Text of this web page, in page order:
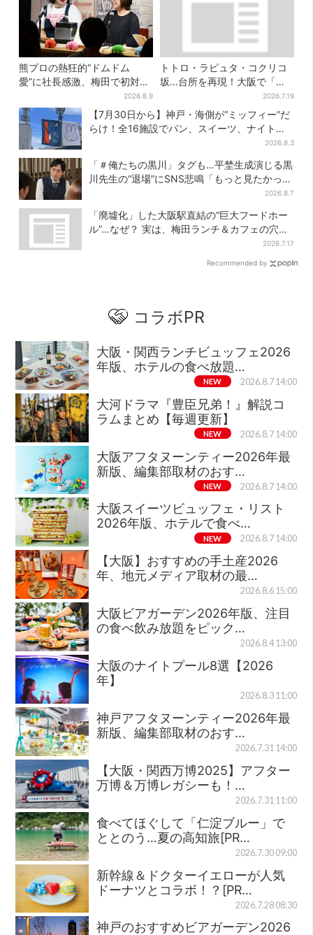
熊プロの熱狂的“ドムドム
愛”に社長感激、梅田で初対面
トーク…超レアプレゼントに
歓喜「一生好きでいさせてく
ださい！」
2026.8.9
トトロ・ラピュタ・コクリコ
坂…台所を再現！大阪で「ジ
ブリ」の世界に浸れる 「食」
の展示とは？
2026.7.19
【7月30日から】神戸・海側が“ミッフィー”だ
らけ！全16施設でパン、スイーツ、ナイトマ
2026.8.3
「＃俺たちの黒川」タグも…平埜生成演じる黒
川先生の“退場”にSNS悲鳴「もっと見たかっ
2026.8.7
「廃墟化」した大阪駅直結の“巨大フードホー
ル”…なぜ？ 実は、梅田ランチ＆カフェの穴場
2026.7.17
Recommended by
コラボPR
大阪・関西ランチビュッフェ2026
年版、ホテルの食べ放題…
NEW 2026.8.7 14:00
大河ドラマ『豊臣兄弟！』解説コ
ラムまとめ【毎週更新】
NEW 2026.8.7 14:00
大阪アフタヌーンティー2026年最
新版、編集部取材のおす…
NEW 2026.8.7 14:00
大阪スイーツビュッフェ・リスト
2026年版、ホテルで食べ…
NEW 2026.8.7 14:00
【大阪】おすすめの手土産2026
年、地元メディア取材の最…
2026.8.6 15:00
大阪ビアガーデン2026年版、注目
の食べ飲み放題をピック…
2026.8.4 13:00
大阪のナイトプール8選【2026
年】
2026.8.3 11:00
神戸アフタヌーンティー2026年最
新版、編集部取材のおす…
2026.7.31 14:00
【大阪・関西万博2025】アフター
万博＆万博レガシーも！…
2026.7.31 11:00
食べてほぐして「仁淀ブルー」で
ととのう…夏の高知旅[PR…
2026.7.30 09:00
新幹線＆ドクターイエローが人気
ドーナツとコラボ！？[PR…
2026.7.28 08:30
神戸のおすすめビアガーデン2026